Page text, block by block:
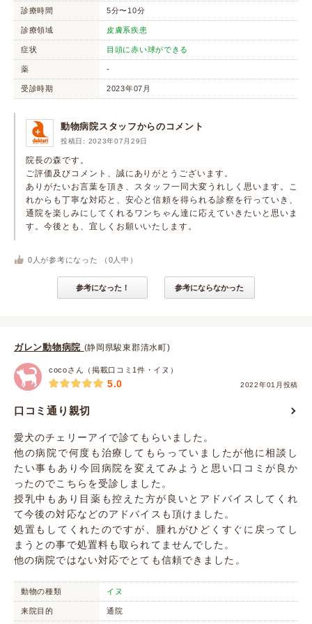
診療時間 5分〜10分
診療領域 皮膚系疾患
症状 目頭に赤い球ができる
薬 -
受診時期 2023年07月
動物病院スタッフからのコメント
投稿日: 2023年07月29日
院長の森です。
ご評価及びコメント、誠にありがとうございます。
ありがたいお言葉を頂き、スタッフ一同大変うれしく思います。こ
れからも丁寧な対応と、安心と信頼を得られる診察を行っていき、
通院を楽しみにしてくれるワンちゃん達に応えていきたいと思いま
す。今後とも、宜しくお願いいたします。
0 人が参考になった （ 0 人中）
参考になった！ 参考にならなかった
ガレン動物病院 (静岡県駿東郡清水町)
cocoさん（掲載口コミ1件・イヌ）
2022年01月投稿
5.0
口コミ通り親切
愛犬のチェリーアイで診てもらいました。
他の病院で何度も治療してもらっていましたが他に相談し
たい事もあり今回病院を変えてみようと思い口コミが良か
ったのでこちらを受診しました。
授乳中もあり目薬も控えた方が良いとアドバイスしてくれ
て今後の対応などのアドバイスも頂けました。
処置もしてくれたのですが、腫れがひどくすぐに戻ってし
まうとの事で処置料も取られてませんでした。
他の病院ではない対応でとても信頼できました。
動物の種類 イヌ
来院目的 通院